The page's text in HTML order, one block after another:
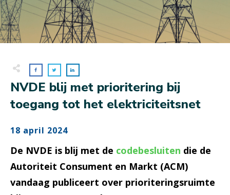
NVDE blij met prioritering bij
toegang tot het elektriciteitsnet
18 april 2024
De NVDE is blij met de codebesluiten die de
Autoriteit Consument en Markt (ACM)
vandaag publiceert over prioriteringsruimte